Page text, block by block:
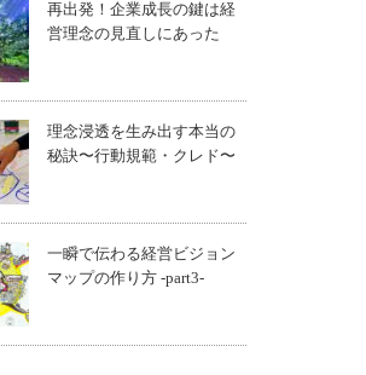
再出発！企業成長の鍵は経
営理念の見直しにあった
理念浸透を生み出す本当の
秘訣〜行動規範・クレド〜
一瞬で伝わる経営ビジョン
マップの作り方 -part3-